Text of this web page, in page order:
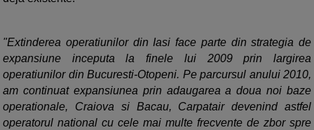
"Extinderea operatiunilor din Iasi face parte din strategia de
expansiune inceputa la finele lui 2009 prin largirea
operatiunilor din Bucuresti-Otopeni. Pe parcursul anului 2010,
am continuat expansiunea prin adaugarea a doua noi baze
operationale, Craiova si Bacau, Carpatair devenind astfel
operatorul national cu cele mai multe frecvente de zbor spre